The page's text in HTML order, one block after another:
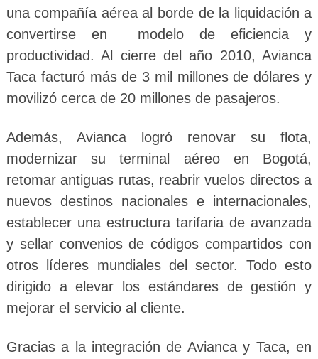
una compañía aérea al borde de la liquidación a
convertirse en modelo de eficiencia y
productividad. Al cierre del año 2010, Avianca
Taca facturó más de 3 mil millones de dólares y
movilizó cerca de 20 millones de pasajeros.
Además, Avianca logró renovar su flota,
modernizar su terminal aéreo en Bogotá,
retomar antiguas rutas, reabrir vuelos directos a
nuevos destinos nacionales e internacionales,
establecer una estructura tarifaria de avanzada
y sellar convenios de códigos compartidos con
otros líderes mundiales del sector. Todo esto
dirigido a elevar los estándares de gestión y
mejorar el servicio al cliente.
Gracias a la integración de Avianca y Taca, en